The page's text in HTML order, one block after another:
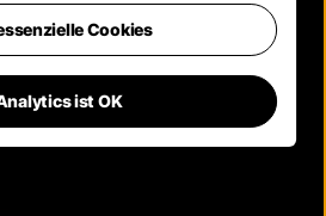
Wettquoten in Echtzeit in die
entsteht eine besonders
während des laufenden
Cookies
ist OK